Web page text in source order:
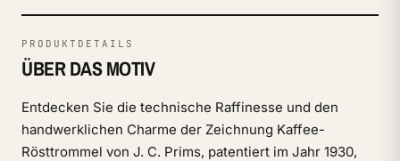
PRODUKTDETAILS
ÜBER DAS MOTIV
Entdecken Sie die technische Raffinesse und den
handwerklichen Charme der Zeichnung Kaffee-
Rösttrommel von J. C. Prims, patentiert im Jahr 1930,